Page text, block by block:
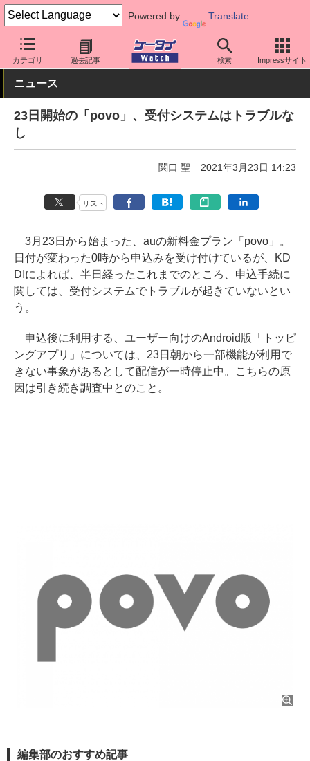
Powered by Translate
カテゴリ 過去記事 検索 Impressサイト
ケータイ Watch キャリア au 料金プラン・割引
ニュース
23日開始の「povo」、受付システムはトラブルな
し
関口 聖 2021年3月23日 14:23
リスト
3月23日から始まった、auの新料金プラン「povo」。
日付が変わった0時から申込みを受け付けているが、KD
DIによれば、半日経ったこれまでのところ、申込手続に
関しては、受付システムでトラブルが起きていないとい
う。
申込後に利用する、ユーザー向けのAndroid版「トッピ
ングアプリ」については、23日朝から一部機能が利用で
きない事象があるとして配信が一時停止中。こちらの原
因は引き続き調査中とのこと。
編集部のおすすめ記事